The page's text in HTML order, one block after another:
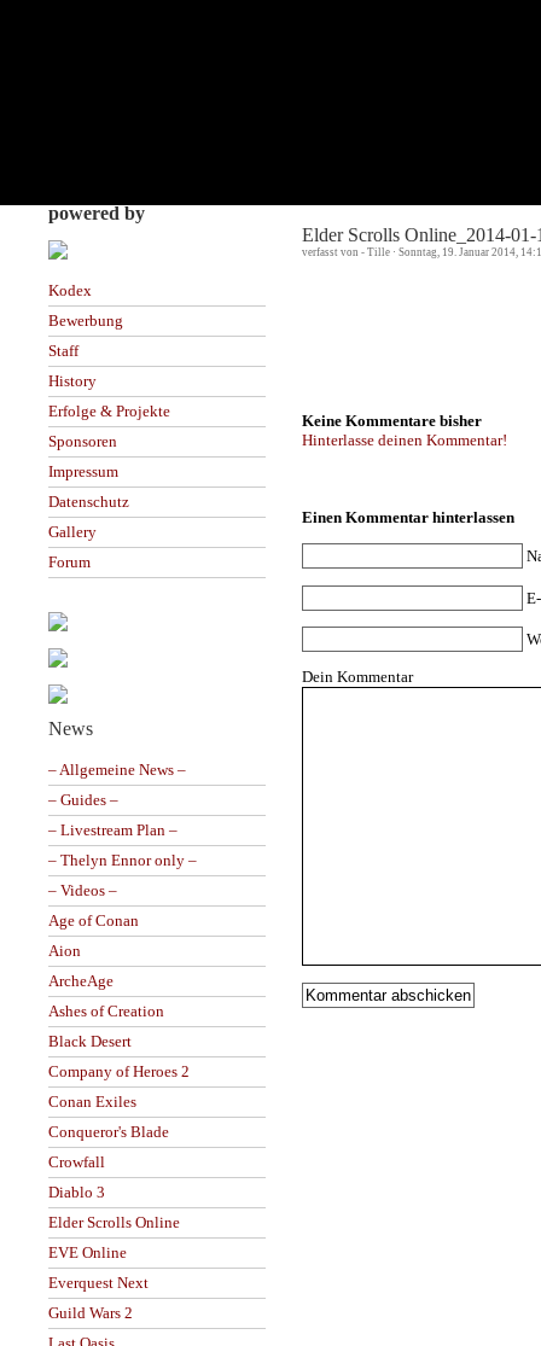
powered by
Kodex
Bewerbung
Staff
History
Erfolge & Projekte
Sponsoren
Impressum
Datenschutz
Gallery
Forum
News
– Allgemeine News –
– Guides –
– Livestream Plan –
– Thelyn Ennor only –
– Videos –
Age of Conan
Aion
ArcheAge
Ashes of Creation
Black Desert
Company of Heroes 2
Conan Exiles
Conqueror's Blade
Crowfall
Diablo 3
Elder Scrolls Online
EVE Online
Everquest Next
Guild Wars 2
Elder Scrolls Online_2014-01-
verfasst von - Tille · Sonntag, 19. Januar 2014,
Keine Kommentare bisher
Hinterlasse deinen Kommentar!
Einen Kommentar hinterlassen
Dein Kommentar